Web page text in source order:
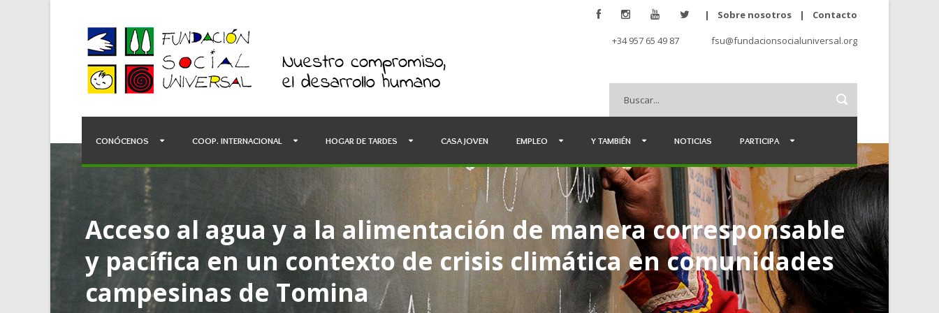
| Sobre nosotros | Contacto
+34 957 65 49 87 fsu@fundacionsocialuniversal.org
CONÓCENOS COOP. INTERNACIONAL HOGAR DE TARDES CASA JOVEN EMPLEO Y TAMBIÉN NOTICIAS PARTICIPA
Acceso al agua y a la alimentación de manera corresponsable
y pacífica en un contexto de crisis climática en comunidades
campesinas de Tomina